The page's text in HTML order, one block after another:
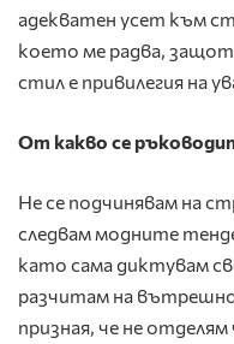
адекватен усет към
което ме радва,
стил е привилегия на
От какво се
Не се подчинявам на
следвам модните
като сама диктувам
разчитам на
призная, че не